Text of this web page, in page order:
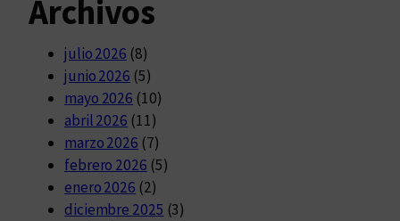
Archivos
julio 2026 (8)
junio 2026 (5)
mayo 2026 (10)
abril 2026 (11)
marzo 2026 (7)
febrero 2026 (5)
enero 2026 (2)
diciembre 2025 (3)